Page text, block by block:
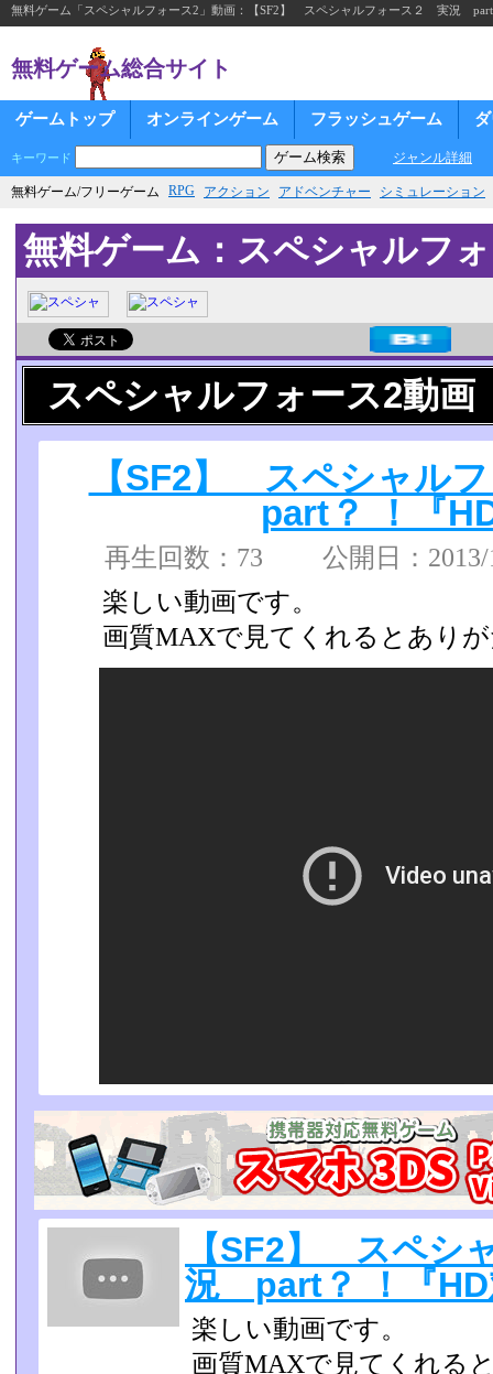
無料ゲーム「スペシャルフォース2」動画：【SF2】 スペシャルフォース２ 実況
無料ゲーム総合サイト
ゲームトップ オンラインゲーム フラッシュゲーム
キーワード ジャンル詳細
無料ゲーム/フリーゲーム RPG アクション アドベンチャー シミュレーション
無料ゲーム：スペシャルフ
スペシャルフォース2動画
【SF2】 スペシャ
part？ ！『
再生回数：73 公開日：2013/
楽しい動画です。
画質MAXで見てくれるとあり
【SF2】 スペシ
況 part？ ！『HD
楽しい動画です。
画質MAXで見てくれる